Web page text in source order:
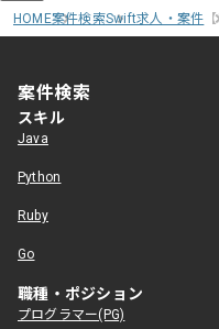
HOME案件検索Swift求人・案件
案件検索
スキル
Java
Python
Ruby
Go
職種・ポジション
プログラマー(PG)